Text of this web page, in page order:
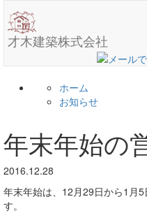
才木建築株式会社
ホーム
お知らせ
年末年始の
2016.12.28
年末年始は、12月29日から1月
す。